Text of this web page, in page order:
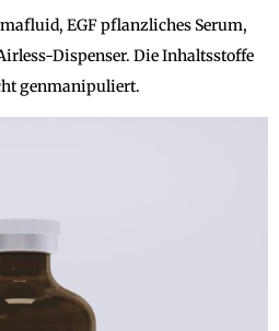
EGF pflanzliches Serum,
Dispenser. Die Inhaltsstoffe
genmanipuliert.